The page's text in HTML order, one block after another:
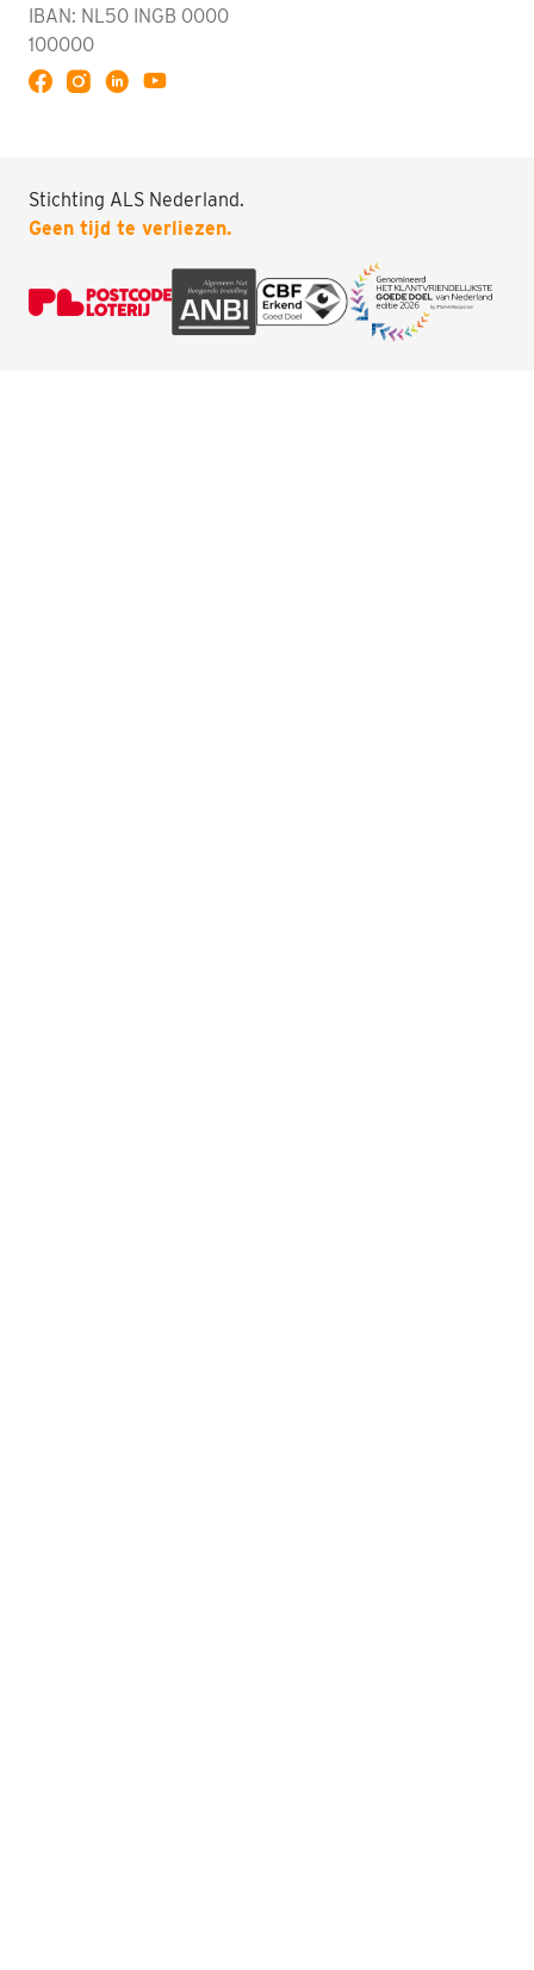
IBAN: NL50 INGB 0000
100000
Stichting ALS Nederland.
Geen tijd te verliezen.